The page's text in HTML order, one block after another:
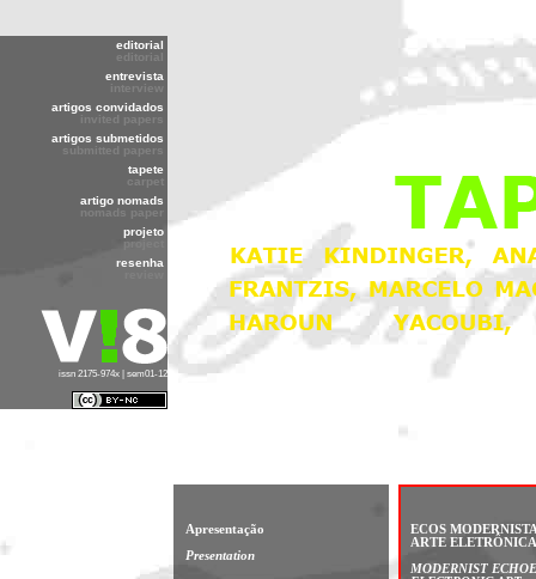
editorial
editorial
entrevista
interview
artigos convidados
invited papers
artigos submetidos
submitted papers
tapete
carpet
artigo nomads
nomads paper
projeto
project
resenha
issn 2175-974x | sem01-12
Apresentação
Presentation
ECOS
ARTE ELETRÔNICA
MODERNIST